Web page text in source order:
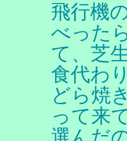
飛行機
べった
て、芝
食代わ
どら焼
って来